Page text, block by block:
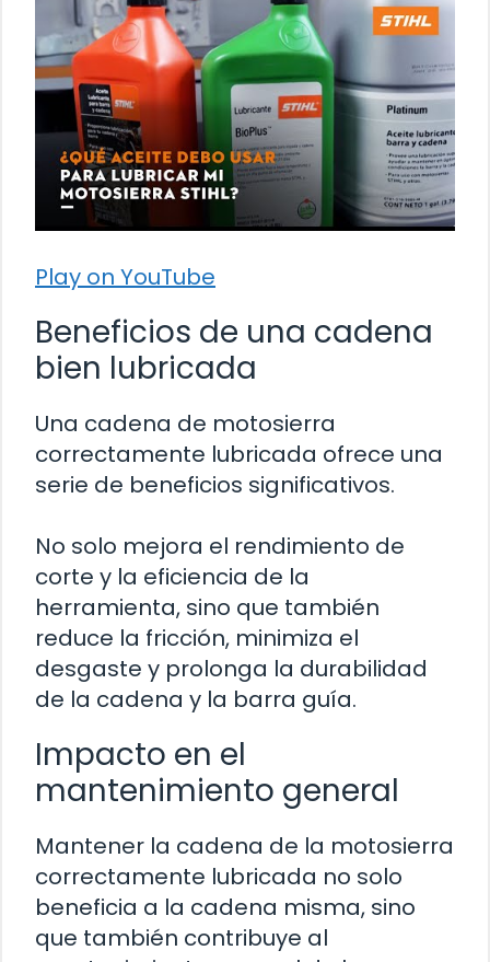
Play on YouTube
Beneficios de una cadena
bien lubricada
Una cadena de motosierra
correctamente lubricada ofrece una
serie de beneficios significativos.
No solo mejora el rendimiento de
corte y la eficiencia de la
herramienta, sino que también
reduce la fricción, minimiza el
desgaste y prolonga la durabilidad
de la cadena y la barra guía.
Impacto en el
mantenimiento general
Mantener la cadena de la motosierra
correctamente lubricada no solo
beneficia a la cadena misma, sino
que también contribuye al